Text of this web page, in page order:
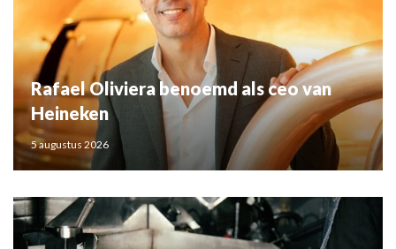
Rafael Oliviera benoemd als ceo van
Heineken
5 augustus 2026